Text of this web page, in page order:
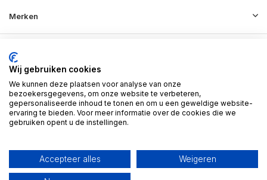
Merken
Informatie
Contact
© 2026 BD Store - Theme By
Wij gebruiken cookies
We kunnen deze plaatsen voor analyse van onze
bezoekersgegevens, om onze website te verbeteren,
gepersonaliseerde inhoud te tonen en om u een geweldige website-
ervaring te bieden. Voor meer informatie over de cookies die we
gebruiken opent u de instellingen.
Accepteer alles Weigeren